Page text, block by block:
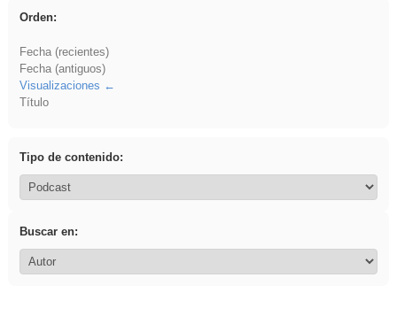
Orden:
Fecha (recientes)
Fecha (antiguos)
Visualizaciones
Título
Tipo de contenido:
Buscar en: